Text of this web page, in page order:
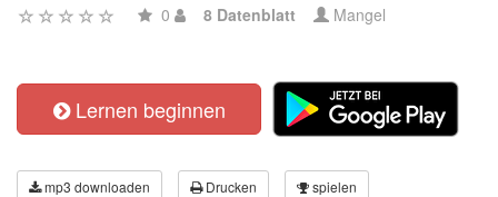
0 8 Datenblatt Mangel
Lernen beginnen
mp3 downloaden Drucken spielen